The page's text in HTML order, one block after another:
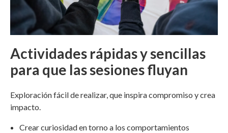
Actividades rápidas y sencillas
para que las sesiones fluyan
Exploración fácil de realizar, que inspira compromiso y crea
impacto.
Crear curiosidad en torno a los comportamientos